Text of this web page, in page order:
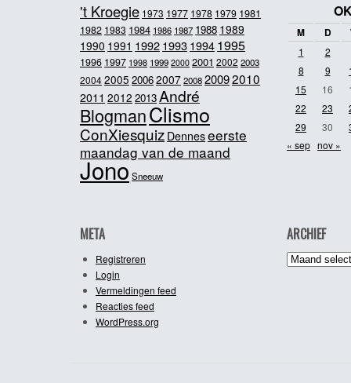
't Kroegie 1973 1977 1978 1979 1981
1982 1983 1984 1986 1987 1988 1989
1990 1991 19921993 1994 1995
1996 1997 1998 1999 2000 2001 2002 2003
20042005 20062007200820092010
2011 2012 2013André
BlogmanClismo
ConXiesquiz Denneseerste
maandag van de maand
JonoSneeuw
M D
1
2
8
9
15
16
22
23
29
30
« sep nov »
META
Registreren
Login
Vermeldingen feed
Reacties feed
WordPress.org
ARCHIEF
Archief